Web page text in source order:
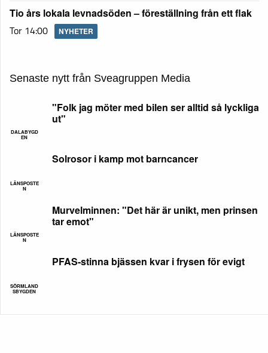
Tio års lokala levnadsöden – föreställning från ett flak
Tor 14:00 NYHETER
Senaste nytt från Sveagruppen Media
DALABYGD
EN
"Folk jag möter med bilen ser alltid så lyckliga
ut"
LÄNSPOSTE
N
Solrosor i kamp mot barncancer
LÄNSPOSTE
N
Murvelminnen: "Det här är unikt, men prinsen
tar emot"
SÖRMLAND
SBYGDEN
PFAS-stinna bjässen kvar i frysen för evigt